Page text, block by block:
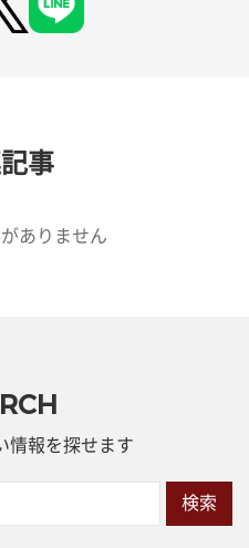
事
ありません
情報を探せます
検索